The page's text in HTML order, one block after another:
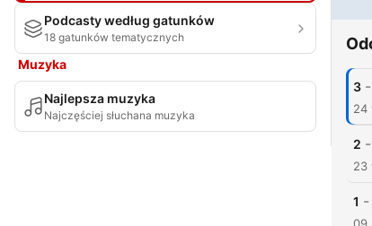
Podcasty według gatunków
18 gatunków tematycznych
Muzyka
Najlepsza muzyka
Najczęściej słuchana muzyka
3 -
24
2 -
23
1 -